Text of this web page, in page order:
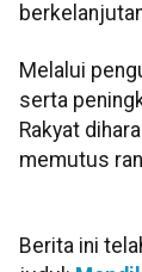
Melalui
serta
Rakyat
memutus
Berita ini